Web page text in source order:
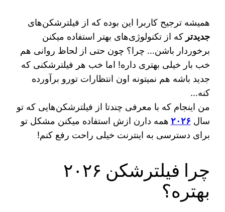
همیشه ترجیح کاربرا این بوده که از فیلترشکن‌های
جدیدترکه از تکنولوژی‌های بهتر استفاده میکنن
برخوردار باشن… چرا؟ چون حتی از لحاظ روانی هم
خب بار خیلی بهتری داره! اما خب هر فیلترشکنی که
جدید باشه هم نمیتونه اون انتظارات تورو برآورده
کنه…
من اینجام که با معرفی چندتا از فیلترشکن‌هایی که تو
سال ۲۰۲۶ همه دارن ازش استفاده میکنن مشکل تو
برای دسترسی به اینترنت خیلی راحت رفع کنم!
چرا فیلترشکن ۲۰۲۶
بهتره؟